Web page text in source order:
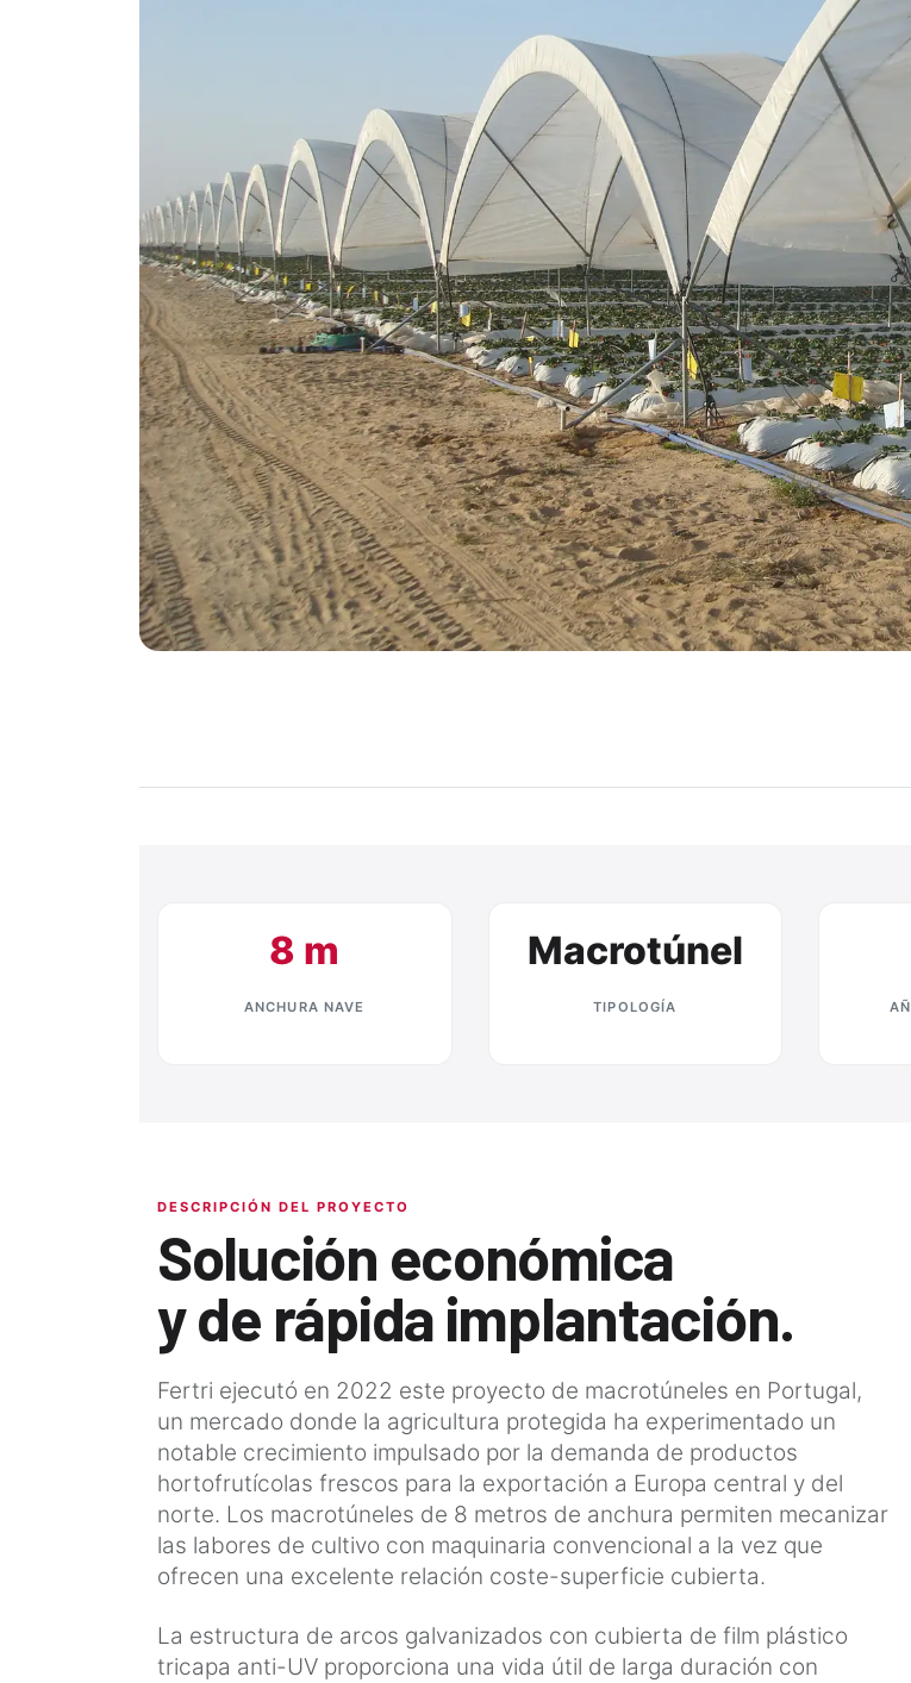
8 m
ANCHURA NAVE
Macrotúnel
TIPOLOGÍA
DESCRIPCIÓN DEL PROYECTO
Solución económica
y de rápida implantación.
Fertri ejecutó en 2022 este proyecto de macrotúneles en Portugal,
un mercado donde la agricultura protegida ha experimentado un
notable crecimiento impulsado por la demanda de productos
hortofrutícolas frescos para la exportación a Europa central y del
norte. Los macrotúneles de 8 metros de anchura permiten mecanizar
las labores de cultivo con maquinaria convencional a la vez que
ofrecen una excelente relación coste-superficie cubierta.
La estructura de arcos galvanizados con cubierta de film plástico
tricapa anti-UV proporciona una vida útil de larga duración con